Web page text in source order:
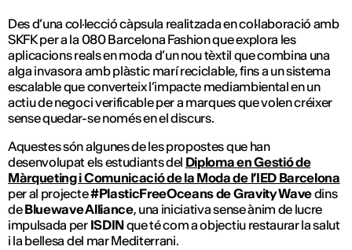
Des d’una col·lecció càpsula realitzada en col·laboració amb
SKFK per a la 080 Barcelona Fashion que explora les
aplicacions reals en moda d’un nou tèxtil que combina una
alga invasora amb plàstic marí reciclable, fins a un sistema
escalable que converteix l’impacte mediambiental en un
actiu de negoci verificable per a marques que volen créixer
sense quedar-se només en el discurs.
Aquestes són algunes de les propostes que han
desenvolupat els estudiants del Diploma en Gestió de
Màrqueting i Comunicació de la Moda de l’IED Barcelona
per al projecte#PlasticFreeOceans de Gravity Wavedins
deBluewave Alliance, una iniciativa sense ànim de lucre
impulsada per ISDINque té com a objectiu restaurar la salut
i la bellesa del mar Mediterrani.